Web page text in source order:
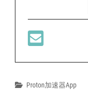
Categories
Proton加速器app